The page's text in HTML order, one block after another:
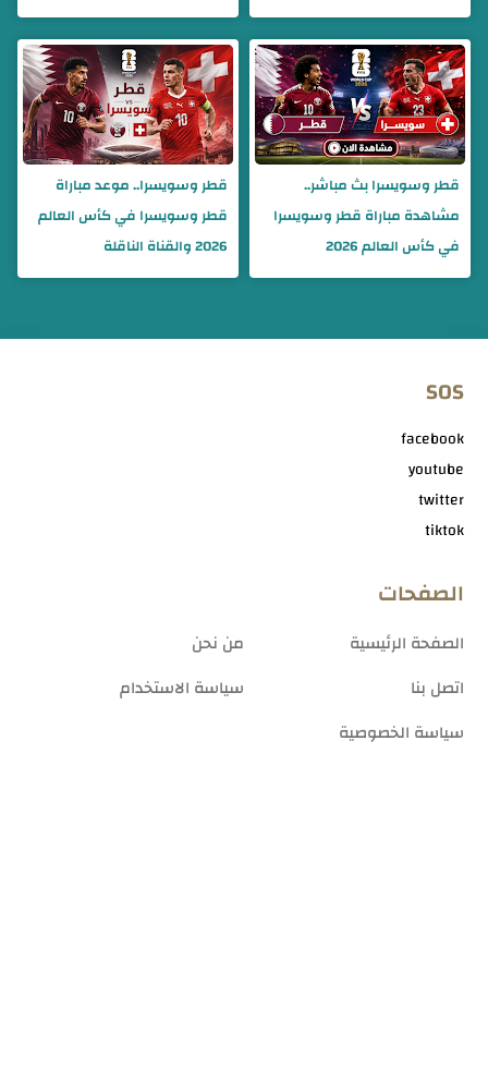
قطر وسويسرا بث مباشر..
مشاهدة مباراة قطر وسويسرا
في كأس العالم 2026
قطر وسويسرا.. موعد مباراة
قطر وسويسرا في كأس العالم
2026 والقناة الناقلة
الصفحات
الصفحة الرئيسية
من نحن
اتصل بنا
سياسة الاستخدام
سياسة الخصوصية
SOS
facebook
youtube
twitter
tiktok